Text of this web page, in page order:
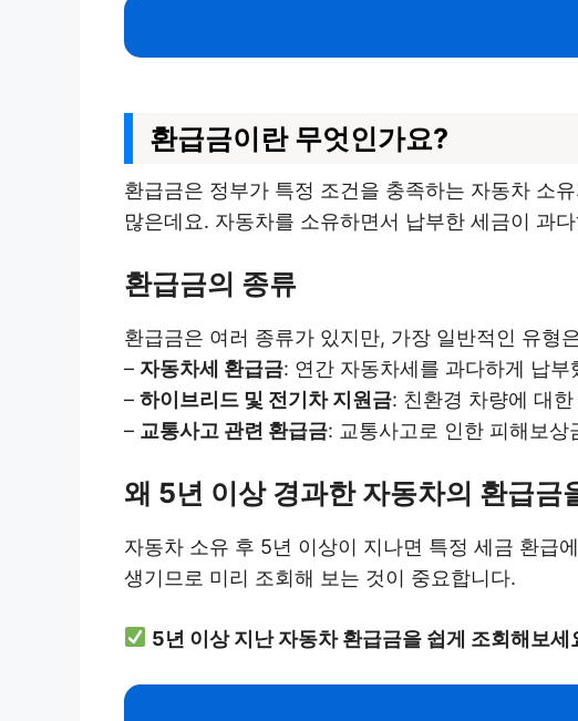
환급금이란 무엇인가요?
환급금은 정부가 특정 조건을 충족하는 자동차 소
많은데요. 자동차를 소유하면서 납부한 세금이 과
환급금의 종류
환급금은 여러 종류가 있지만, 가장 일반적인 유형
– 자동차세 환급금: 연간 자동차세를 과다하게 납부
– 하이브리드 및 전기차 지원금: 친환경 차량에 대
– 교통사고 관련 환급금: 교통사고로 인한 피해보상
왜 5년 이상 경과한 자동차의 환급금
자동차 소유 후 5년 이상이 지나면 특정 세금 환급
생기므로 미리 조회해 보는 것이 중요합니다.
5년 이상 지난 자동차 환급금을 쉽게 조회해보세